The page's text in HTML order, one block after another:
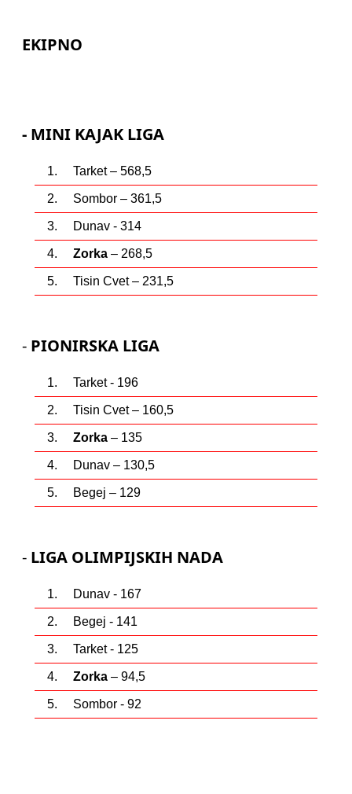
EKIPNO
- MINI KAJAK LIGA
1. Tarket – 568,5
2. Sombor – 361,5
3. Dunav - 314
4. Zorka – 268,5
5. Tisin Cvet – 231,5
- PIONIRSKA LIGA
1. Tarket - 196
2. Tisin Cvet – 160,5
3. Zorka – 135
4. Dunav – 130,5
5. Begej – 129
- LIGA OLIMPIJSKIH NADA
1. Dunav - 167
2. Begej - 141
3. Tarket - 125
4. Zorka – 94,5
5. Sombor - 92